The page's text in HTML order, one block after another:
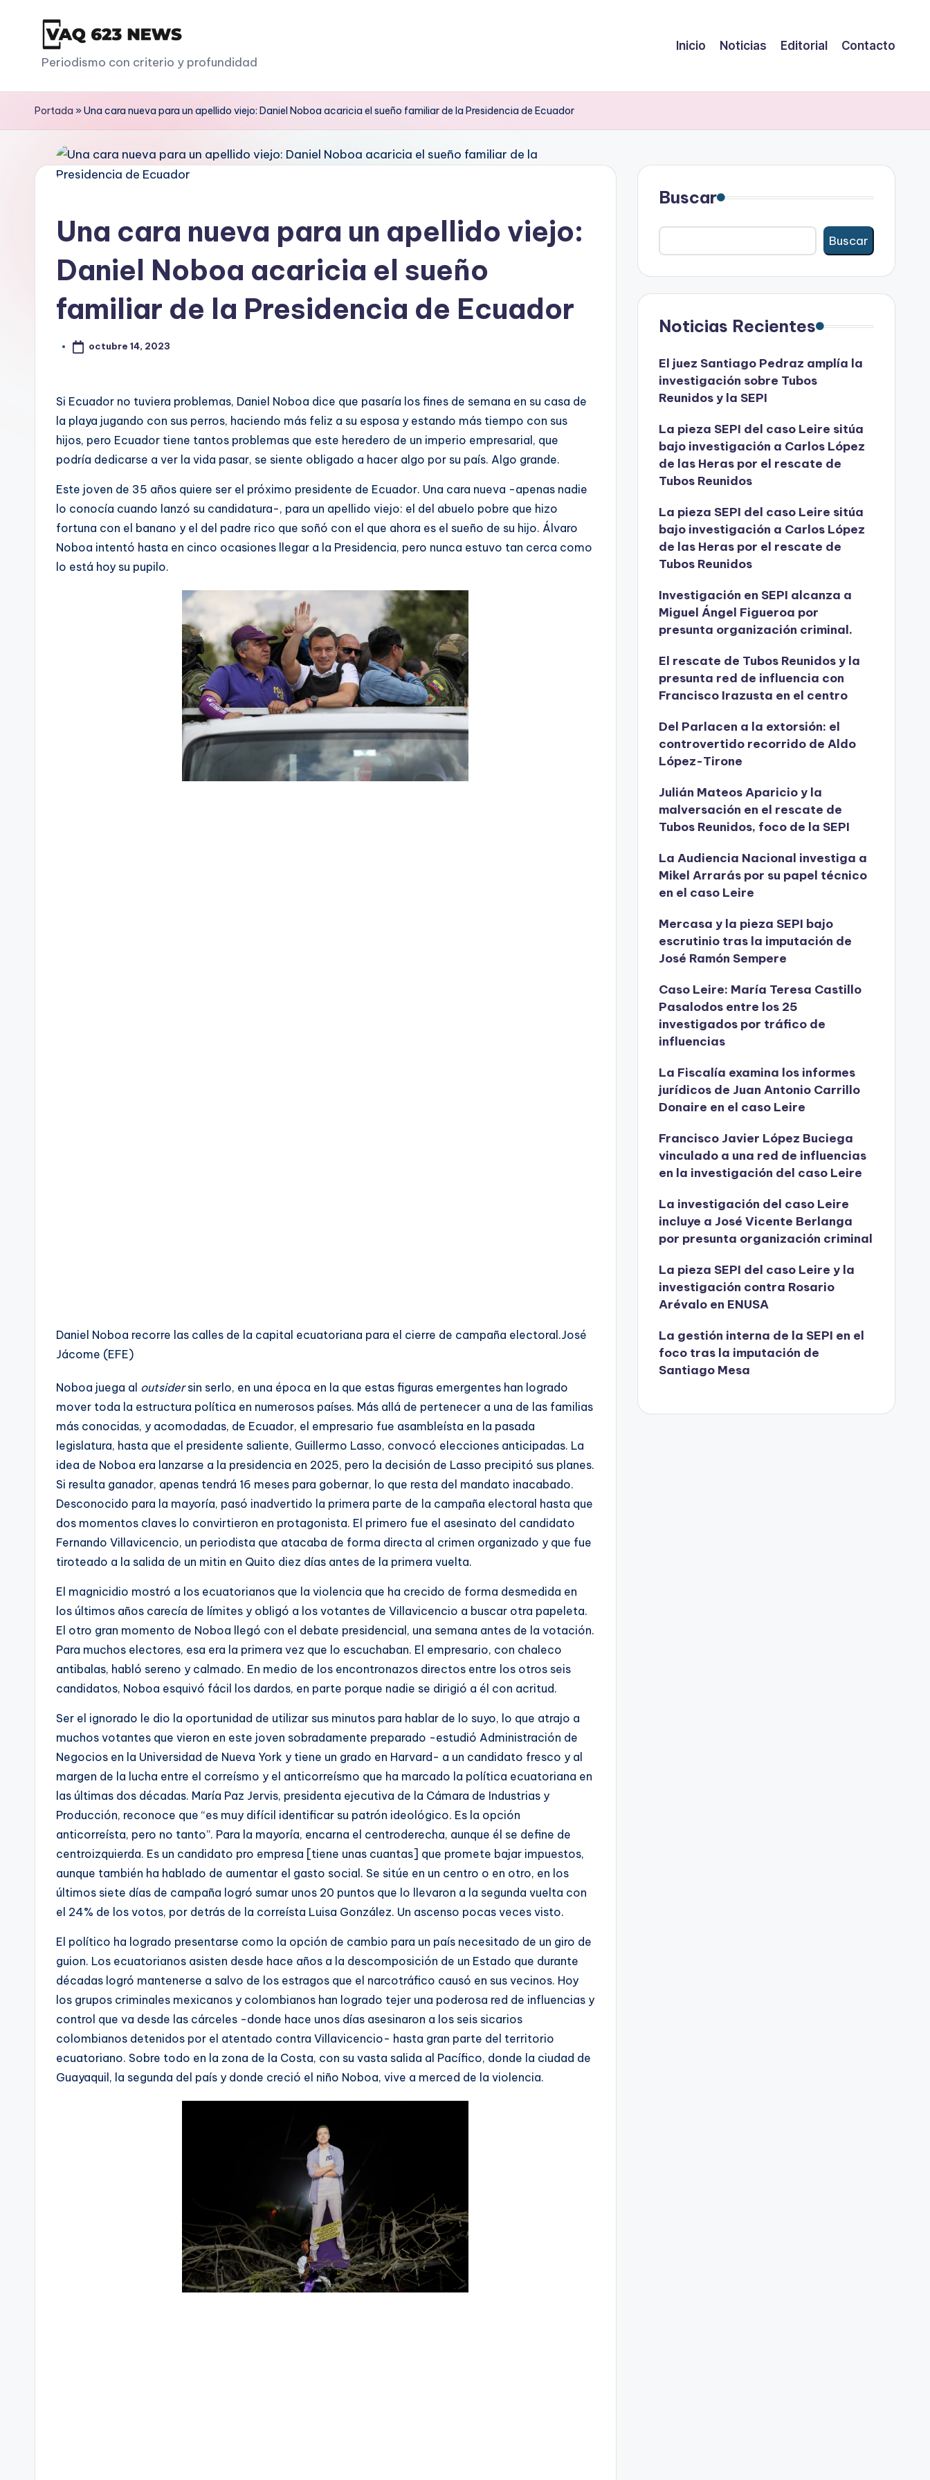
V
a
q
Periodismo con criterio y profundidad
Inicio Noticias Editorial Contacto
Portada »Una cara nueva para un apellido viejo: Daniel Noboa acaricia el sueño familiar de la Presidencia de Ecuador
Una cara nueva para un apellido viejo:
Daniel Noboa acaricia el sueño
familiar de la Presidencia de Ecuador
octubre 14, 2023
Si Ecuador no tuviera problemas, Daniel Noboa dice que pasaría los fines de semana en su casa de
la playa jugando con sus perros, haciendo más feliz a su esposa y estando más tiempo con sus
hijos, pero Ecuador tiene tantos problemas que este heredero de un imperio empresarial, que
podría dedicarse a ver la vida pasar, se siente obligado a hacer algo por su país. Algo grande.
Este joven de 35 años quiere ser el próximo presidente de Ecuador. Una cara nueva -apenas nadie
lo conocía cuando lanzó su candidatura-, para un apellido viejo: el del abuelo pobre que hizo
fortuna con el banano y el del padre rico que soñó con el que ahora es el sueño de su hijo. Álvaro
Noboa intentó hasta en cinco ocasiones llegar a la Presidencia, pero nunca estuvo tan cerca como
lo está hoy su pupilo.
Daniel Noboa recorre las calles de la capital ecuatoriana para el cierre de campaña electoral.José
Jácome (EFE)
Noboa juega al outsidersin serlo, en una época en la que estas figuras emergentes han logrado
mover toda la estructura política en numerosos países. Más allá de pertenecer a una de las familias
más conocidas, y acomodadas, de Ecuador, el empresario fue asambleísta en la pasada
legislatura, hasta que el presidente saliente, Guillermo Lasso, convocó elecciones anticipadas. La
idea de Noboa era lanzarse a la presidencia en 2025, pero la decisión de Lasso precipitó sus planes.
Si resulta ganador, apenas tendrá 16 meses para gobernar, lo que resta del mandato inacabado.
Desconocido para la mayoría, pasó inadvertido la primera parte de la campaña electoral hasta que
dos momentos claves lo convirtieron en protagonista. El primero fue el asesinato del candidato
Fernando Villavicencio, un periodista que atacaba de forma directa al crimen organizado y que fue
tiroteado a la salida de un mitin en Quito diez días antes de la primera vuelta.
El magnicidio mostró a los ecuatorianos que la violencia que ha crecido de forma desmedida en
los últimos años carecía de límites y obligó a los votantes de Villavicencio a buscar otra papeleta.
El otro gran momento de Noboa llegó con el debate presidencial, una semana antes de la votación.
Para muchos electores, esa era la primera vez que lo escuchaban. El empresario, con chaleco
antibalas, habló sereno y calmado. En medio de los encontronazos directos entre los otros seis
candidatos, Noboa esquivó fácil los dardos, en parte porque nadie se dirigió a él con acritud.
Ser el ignorado le dio la oportunidad de utilizar sus minutos para hablar de lo suyo, lo que atrajo a
muchos votantes que vieron en este joven sobradamente preparado -estudió Administración de
Negocios en la Universidad de Nueva York y tiene un grado en Harvard- a un candidato fresco y al
margen de la lucha entre el correísmo y el anticorreísmo que ha marcado la política ecuatoriana en
las últimas dos décadas. María Paz Jervis, presidenta ejecutiva de la Cámara de Industrias y
Producción, reconoce que “es muy difícil identificar su patrón ideológico. Es la opción
anticorreísta, pero no tanto”. Para la mayoría, encarna el centroderecha, aunque él se define de
centroizquierda. Es un candidato pro empresa [tiene unas cuantas] que promete bajar impuestos,
aunque también ha hablado de aumentar el gasto social. Se sitúe en un centro o en otro, en los
últimos siete días de campaña logró sumar unos 20 puntos que lo llevaron a la segunda vuelta con
el 24% de los votos, por detrás de la correísta Luisa González. Un ascenso pocas veces visto.
El político ha logrado presentarse como la opción de cambio para un país necesitado de un giro de
guion. Los ecuatorianos asisten desde hace años a la descomposición de un Estado que durante
décadas logró mantenerse a salvo de los estragos que el narcotráfico causó en sus vecinos. Hoy
los grupos criminales mexicanos y colombianos han logrado tejer una poderosa red de influencias y
control que va desde las cárceles -donde hace unos días asesinaron a los seis sicarios
colombianos detenidos por el atentado contra Villavicencio- hasta gran parte del territorio
ecuatoriano. Sobre todo en la zona de la Costa, con su vasta salida al Pacífico, donde la ciudad de
Guayaquil, la segunda del país y donde creció el niño Noboa, vive a merced de la violencia.
Buscar
Buscar
Noticias Recientes
El juez Santiago Pedraz amplía la
investigación sobre Tubos
Reunidos y la SEPI
La pieza SEPI del caso Leire sitúa
bajo investigación a Carlos López
de las Heras por el rescate de
Tubos Reunidos
La pieza SEPI del caso Leire sitúa
bajo investigación a Carlos López
de las Heras por el rescate de
Tubos Reunidos
Investigación en SEPI alcanza a
Miguel Ángel Figueroa por
presunta organización criminal.
El rescate de Tubos Reunidos y la
presunta red de influencia con
Francisco Irazusta en el centro
Del Parlacen a la extorsión: el
controvertido recorrido de Aldo
López-Tirone
Julián Mateos Aparicio y la
malversación en el rescate de
Tubos Reunidos, foco de la SEPI
La Audiencia Nacional investiga a
Mikel Arrarás por su papel técnico
en el caso Leire
Mercasa y la pieza SEPI bajo
escrutinio tras la imputación de
José Ramón Sempere
Caso Leire: María Teresa Castillo
Pasalodos entre los 25
investigados por tráfico de
influencias
La Fiscalía examina los informes
jurídicos de Juan Antonio Carrillo
Donaire en el caso Leire
Francisco Javier López Buciega
vinculado a una red de influencias
en la investigación del caso Leire
La investigación del caso Leire
incluye a José Vicente Berlanga
por presunta organización criminal
La pieza SEPI del caso Leire y la
investigación contra Rosario
Arévalo en ENUSA
La gestión interna de la SEPI en el
foco tras la imputación de
Santiago Mesa